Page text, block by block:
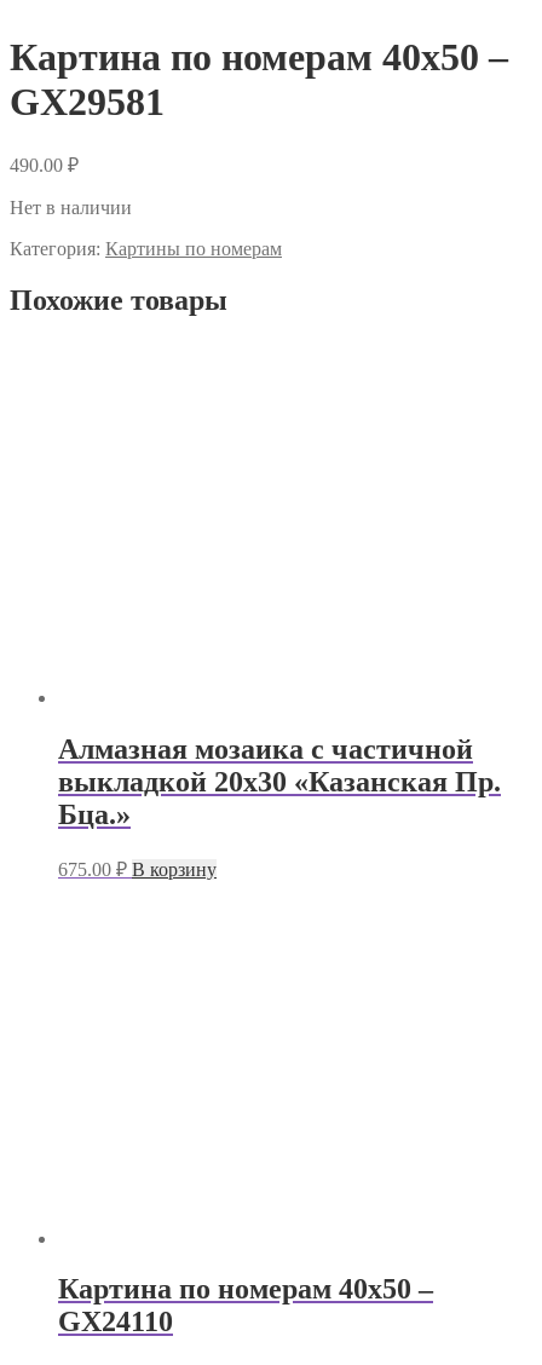
Картина по номерам 40х50 –
GX29581
490.00 ₽
Нет в наличии
Категория: Картины по номерам
Похожие товары
Алмазная мозаика с частичной
выкладкой 20х30 «Казанская Пр.
Бца.»
675.00 ₽ В корзину
Картина по номерам 40х50 –
GX24110